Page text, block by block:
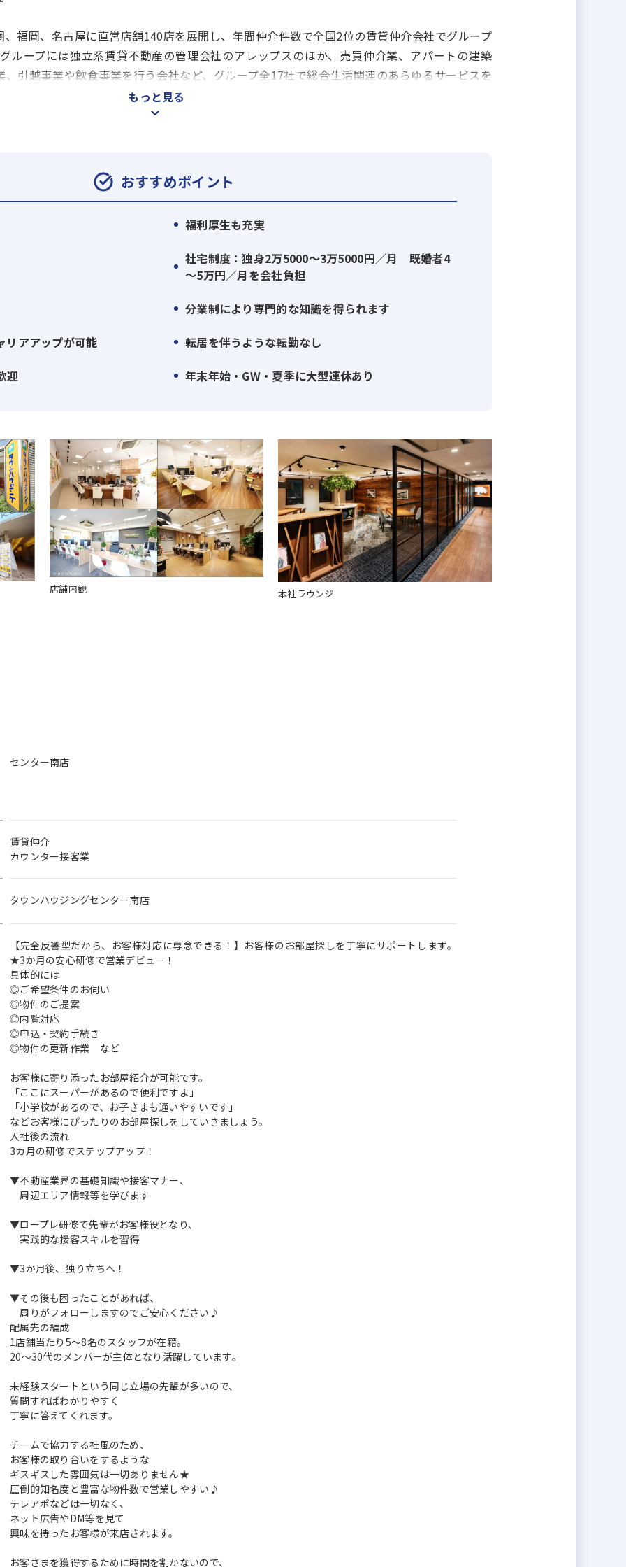
福岡、名古屋に直営店舗140店を展開し、年間仲介件数で全国2位の賃貸仲介会社でグループ
ループには独立系賃貸不動産の管理会社のアレップスのほか、売買仲介業、アパートの建築
引越事業や飲食事業を行う会社など、グループ全17社で総合生活関連のあらゆるサービスを
もっと見る
おすすめポイント
福利厚生も充実
社宅制度：独身2万5000～3万5000円／月 既婚者4
～5万円／月を会社負担
分業制により専門的な知識を得られます
リアアップが可能
転居を伴うような転勤なし
迎
年末年始・GW・夏季に大型連休あり
店舗内観 本社ラウンジ
センター南店
賃貸仲介
カウンター接客業
タウンハウジングセンター南店
【完全反響型だから、お客様対応に専念できる！】お客様のお部屋探しを丁寧にサポートします。
★3か月の安心研修で営業デビュー！
具体的には
◎ご希望条件のお伺い
◎物件のご提案
◎内覧対応
◎申込・契約手続き
◎物件の更新作業 など
お客様に寄り添ったお部屋紹介が可能です。
「ここにスーパーがあるので便利ですよ」
「小学校があるので、お子さまも通いやすいです」
などお客様にぴったりのお部屋探しをしていきましょう。
入社後の流れ
3カ月の研修でステップアップ！
▼不動産業界の基礎知識や接客マナー、
周辺エリア情報等を学びます
▼ロープレ研修で先輩がお客様役となり、
実践的な接客スキルを習得
▼3か月後、独り立ちへ！
▼その後も困ったことがあれば、
周りがフォローしますのでご安心ください♪
配属先の編成
1店舗当たり5～8名のスタッフが在籍。
20～30代のメンバーが主体となり活躍しています。
未経験スタートという同じ立場の先輩が多いので、
質問すればわかりやすく
丁寧に答えてくれます。
チームで協力する社風のため、
お客様の取り合いをするような
ギスギスした雰囲気は一切ありません★
圧倒的知名度と豊富な物件数で営業しやすい♪
テレアポなどは一切なく、
ネット広告やDM等を見て
興味を持ったお客様が来店されます。
お客さまを獲得するために時間を割かないので、